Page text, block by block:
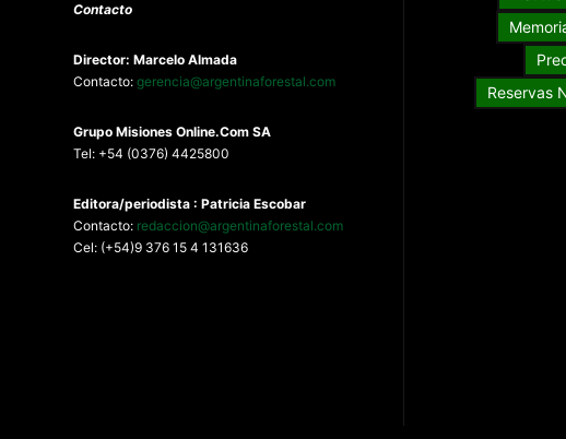
Contacto
Director: Marcelo Almada
Contacto: gerencia@argentinaforestal.com
Grupo MisionesOnline.Com SA
Tel: +54 (0376) 4425800
Editora/periodista : Patricia Escobar
Contacto: redaccion@argentinaforestal.com
Cel: (+54)9 376 15 4 131636
Reservas